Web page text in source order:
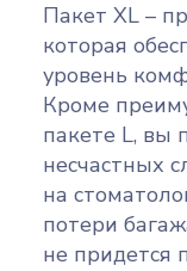
Пакет XL –
которая
уровень
Кроме
пакете L, вы
несчастных
на
потери
не придется